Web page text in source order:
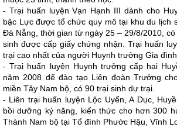
- Trại huấn luyện Vạn Hạnh III dành cho
bậc Lực được tổ chức quy mô tại khu du lịch
Đà Nẵng, thời gian từ ngày 25 – 29/8/2010,
sinh được cấp giấy chứng nhận. Trại huấn
trại cao nhất của người Huynh trưởng Gia đình
- Trại huấn luyện Huynh trưởng cấp hai
năm 2008 để đào tạo Liên đoàn Trưởng
miền Tây Nam bộ, có 90 trại sinh dự trại.
- Liên trại huấn luyện Lộc Uyển, A Dục,
bồi dưỡng kỷ năng, kiến thức cho hơn 300
Thành Nam bộ tại Tổ đình Phước Hậu, Vĩnh